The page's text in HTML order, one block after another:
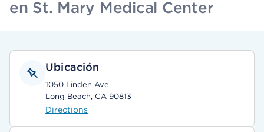
en St. Mary Medical Center
Ubicación
1050 Linden Ave
Long Beach, CA 90813
Directions